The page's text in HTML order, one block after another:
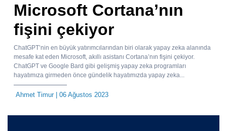
Microsoft Cortana’nın
fişini çekiyor
ChatGPT’nin en büyük yatırımcılarından biri olarak yapay zeka alanında
mesafe kat eden Microsoft, akıllı asistanı Cortana’nın fişini çekiyor.
ChatGPT ve Google Bard gibi gelişmiş yapay zeka programları
hayatımıza girmeden önce gündelik hayatımızda yapay zeka...
Ahmet Timur| 06 Ağustos 2023